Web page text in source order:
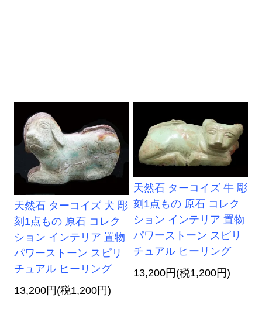
天然石 ターコイズ 犬 彫
刻1点もの 原石 コレク
ション インテリア 置物
パワーストーン スピリ
チュアル ヒーリング
13,200円(税1,200円)
天然石 ターコイズ 牛 彫
刻1点もの 原石 コレク
ション インテリア 置物
パワーストーン スピリ
チュアル ヒーリング
13,200円(税1,200円)